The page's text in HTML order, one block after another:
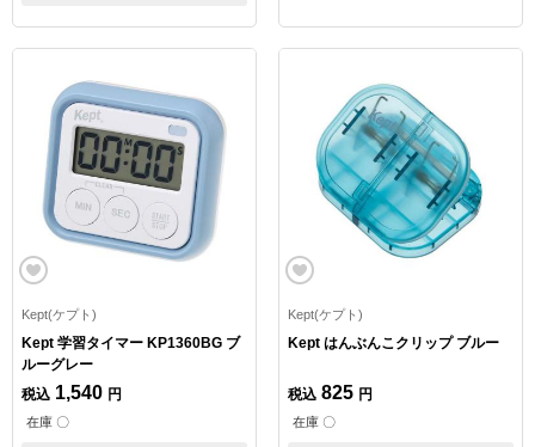
Kept(ケプト)
Kept 学習タイマー KP1360BG ブ
ルーグレー
税込 1,540 円
在庫 〇
Kept(ケプト)
Kept はんぶんこクリップ ブルー
税込 825 円
在庫 〇